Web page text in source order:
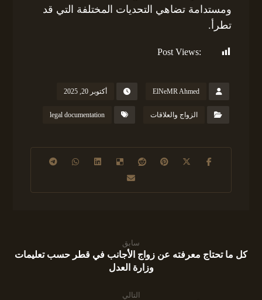
ومستدامة تضاهي التحديات المختلفة التي قد
تطرأ.
Post Views:
ElNeMR Ahmed أكتوبر 20, 2025
الزواج والعلاقات legal documentation
سابق
كل ما تحتاج معرفته عن زواج الأجانب في قطر حسب تعليمات
وزارة العدل
التالي